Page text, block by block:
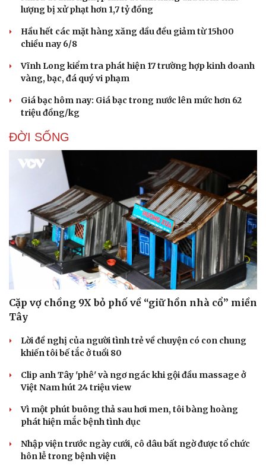
Văn hóa
Sân khấu - Điện ảnh
Âm nhạc
Di sản
Sao Việt
lượng bị xử phạt hơn 1,7 tỷ đồng
Hầu hết các mặt hàng xăng dầu đều giảm từ 15h00
chiều nay 6/8
Vĩnh Long kiểm tra phát hiện 17 trường hợp kinh doanh
vàng, bạc, đá quý vi phạm
Giá bạc hôm nay: Giá bạc trong nước lên mức hơn 62
triệu đồng/kg
ĐỜI SỐNG
Cặp vợ chồng 9X bỏ phố về “giữ hồn nhà cổ” miền
Tây
Lời đề nghị của người tình trẻ về chuyện có con chung
khiến tôi bế tắc ở tuổi 80
Clip anh Tây 'phê' và ngơ ngác khi gội đầu massage ở
Việt Nam hút 24 triệu view
Vì một phút buông thả sau hơi men, tôi bàng hoàng
phát hiện mắc bệnh tình dục
Nhập viện trước ngày cưới, cô dâu bất ngờ được tổ chức
hôn lễ trong bệnh viện